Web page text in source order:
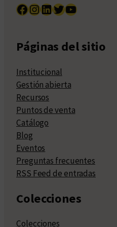
Facebook InstagramLinkedIn Twitter YouTube
Páginas del sitio
Institucional
Gestión abierta
Recursos
Puntos de venta
Catálogo
Blog
Eventos
Preguntas frecuentes
RSS Feed de entradas
Colecciones
Colecciones